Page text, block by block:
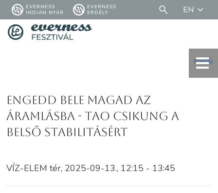
EVERNESS
INDIÁN NYÁR
EVERNESS
ERDÉLY
EN
menü
Engedd bele magad az
áramlásba - TAO CSIKUNG a
belső stabilitásért
VÍZ-ELEM tér, 2025-09-13., 12:15 - 13:45